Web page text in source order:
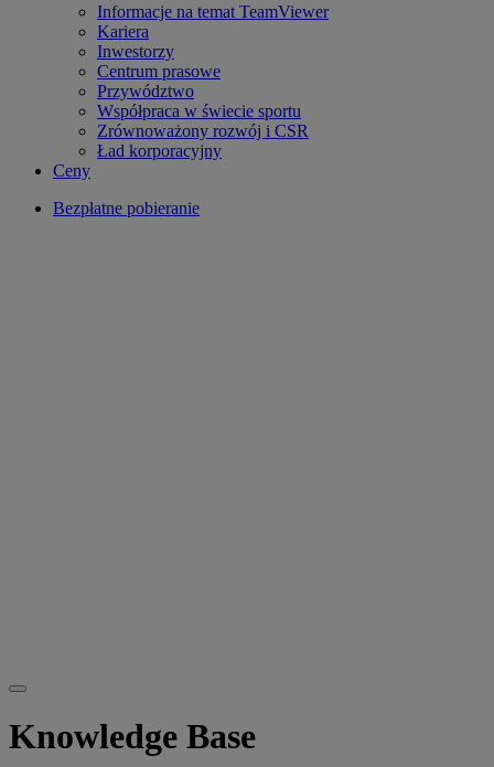
Informacje na temat TeamViewer
Kariera
Inwestorzy
Centrum prasowe
Przywództwo
Współpraca w świecie sportu
Zrównoważony rozwój i CSR
Ład korporacyjny
Ceny
Bezpłatne pobieranie
Knowledge Base